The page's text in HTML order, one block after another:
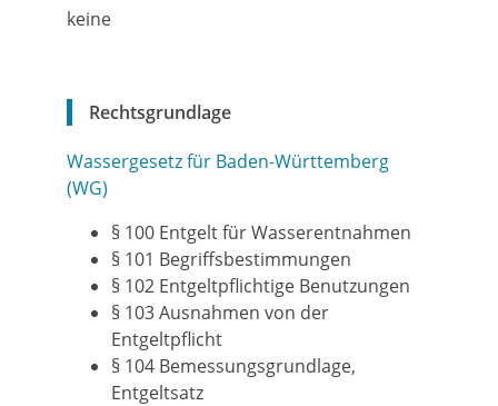
keine
Rechtsgrundlage
Wassergesetz für Baden-Württemberg
(WG)
§ 100 Entgelt für Wasserentnahmen
§ 101 Begriffsbestimmungen
§ 102 Entgeltpflichtige Benutzungen
§ 103 Ausnahmen von der
Entgeltpflicht
§ 104 Bemessungsgrundlage,
Entgeltsatz